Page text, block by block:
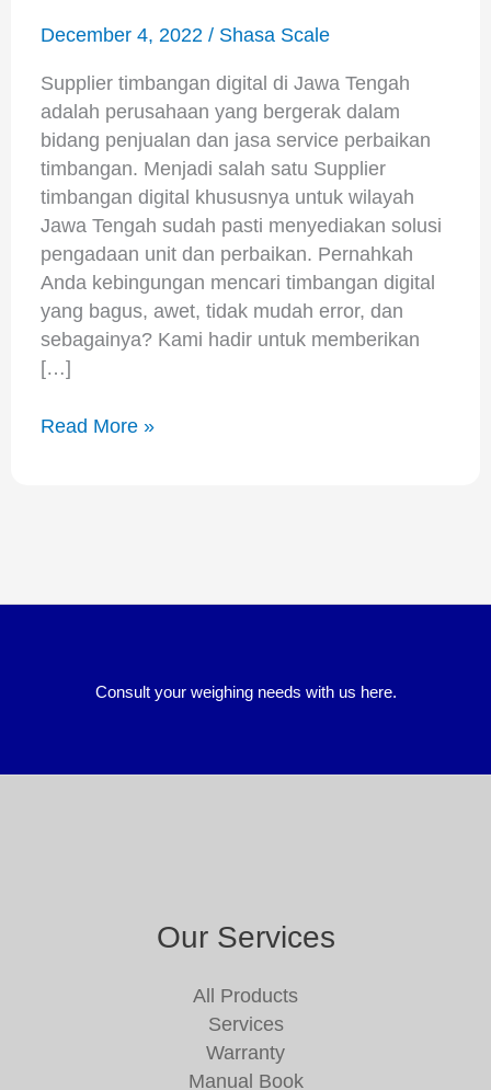
December 4, 2022 / Shasa Scale
Supplier timbangan digital di Jawa Tengah
adalah perusahaan yang bergerak dalam
bidang penjualan dan jasa service perbaikan
timbangan. Menjadi salah satu Supplier
timbangan digital khususnya untuk wilayah
Jawa Tengah sudah pasti menyediakan solusi
pengadaan unit dan perbaikan. Pernahkah
Anda kebingungan mencari timbangan digital
yang bagus, awet, tidak mudah error, dan
sebagainya? Kami hadir untuk memberikan
[…]
Read More »
Consult your weighing needs with us here.
Our Services
All Products
Services
Warranty
Manual Book